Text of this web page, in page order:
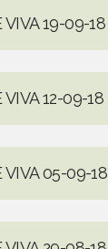
VIVA 19-09-18
VIVA 12-09-18
VIVA 05-09-18